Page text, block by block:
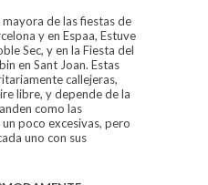
mayora de las fiestas de
y en Espaa, Estuve
Sec, y en la Fiesta del
en Sant Joan. Estas
callejeras,
libre, y depende de la
como las
poco excesivas, pero
uno con sus